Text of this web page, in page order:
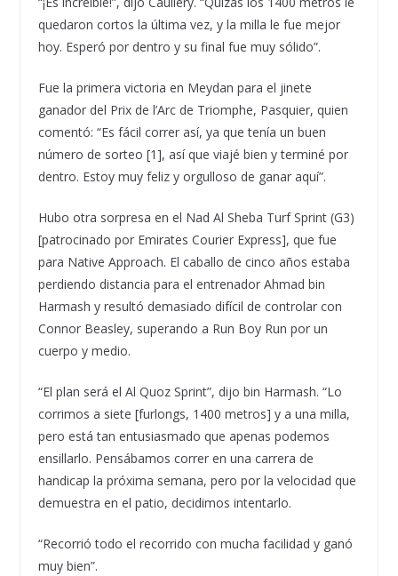
quedaron cortos la última vez, y la milla le fue mejor
hoy. Esperó por dentro y su final fue muy sólido”.
Fue la primera victoria en Meydan para el jinete
ganador del Prix de l’Arc de Triomphe, Pasquier, quien
comentó: “Es fácil correr así, ya que tenía un buen
número de sorteo [1], así que viajé bien y terminé por
dentro. Estoy muy feliz y orgulloso de ganar aquí”.
Hubo otra sorpresa en el Nad Al Sheba Turf Sprint (G3)
[patrocinado por Emirates Courier Express], que fue
para Native Approach. El caballo de cinco años estaba
perdiendo distancia para el entrenador Ahmad bin
Harmash y resultó demasiado difícil de controlar con
Connor Beasley, superando a Run Boy Run por un
cuerpo y medio.
“El plan será el Al Quoz Sprint”, dijo bin Harmash. “Lo
corrimos a siete [furlongs, 1400 metros] y a una milla,
pero está tan entusiasmado que apenas podemos
ensillarlo. Pensábamos correr en una carrera de
handicap la próxima semana, pero por la velocidad que
demuestra en el patio, decidimos intentarlo.
“Recorrió todo el recorrido con mucha facilidad y ganó
muy bien”.